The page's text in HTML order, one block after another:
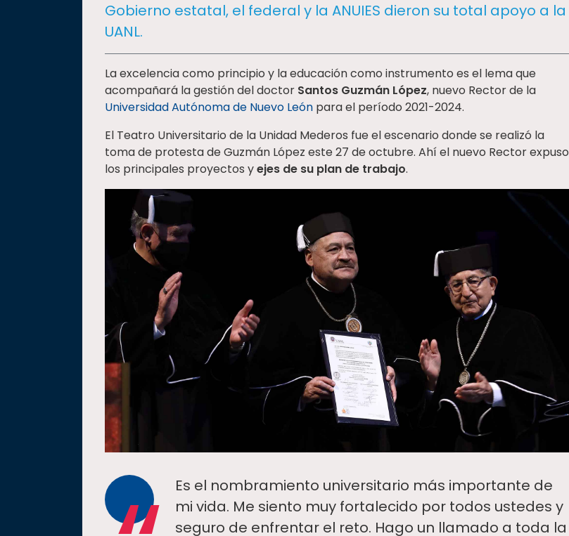
Gobierno estatal, el federal y la ANUIES dieron su total apoyo a la
UANL.
La excelencia como principio y la educación como instrumento es el lema que
acompañará la gestión del doctor Santos Guzmán López, nuevo Rector de la
Universidad Autónoma de Nuevo León para el período 2021-2024.
El Teatro Universitario de la Unidad Mederos fue el escenario donde se realizó la
toma de protesta de Guzmán López este 27 de octubre. Ahí el nuevo Rector expuso
los principales proyectos yejes de su plan de trabajo.
Es el nombramiento universitario más importante de
mi vida. Me siento muy fortalecido por todos ustedes y
seguro de enfrentar el reto. Hago un llamado a toda la